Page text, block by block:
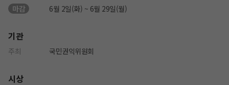
마감 6월 2일(화) ~ 6월 29일(월)
기관
주최 국민권익위원회
시상